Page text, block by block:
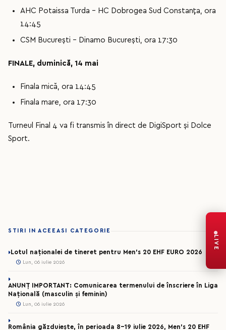
AHC Potaissa Turda - HC Dobrogea Sud Constanța, ora
14:45
CSM București - Dinamo București, ora 17:30
FINALE, duminică, 14 mai
Finala mică, ora 14:45
Finala mare, ora 17:30
Turneul Final 4 va fi transmis în direct de DigiSport și Dolce
Sport.
STIRI IN ACEEASI CATEGORIE
Lotul naționalei de tineret pentru Men’s 20 EHF EURO 2026
Lun, 06 iulie 2026
ANUNȚ IMPORTANT: Comunicarea termenului de înscriere în Liga
Națională (masculin și feminin)
Lun, 06 iulie 2026
România găzduiește, în perioada 8-19 iulie 2026, Men’s 20 EHF
LIVE